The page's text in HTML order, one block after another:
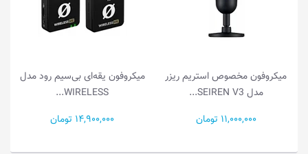
میکروفون مخصوص استریم ریزر
مدل SEIREN V3...
11,000,000 تومان
میکروفون یقه‌ای بی‌سیم رود مدل
WIRELESS...
14,900,000 تومان